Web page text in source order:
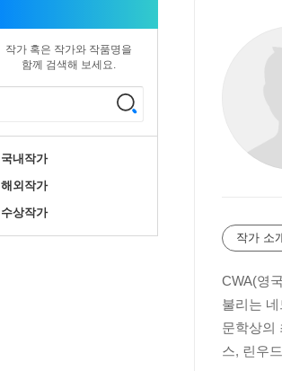
작가 혹은 작가와 작품명을
함께 검색해 보세요.
국내작가
해외작가
수상작가
작가 소
CWA(영
불리는
문학상의
스, 린우